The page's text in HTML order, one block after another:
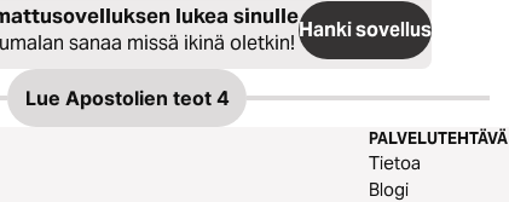
lukea sinulle
sanaa missä ikinä oletkin!Hanki sovellus
Lue Apostolien teot 4
PALVELUTEHTÄVÄ
Tietoa
Blogi